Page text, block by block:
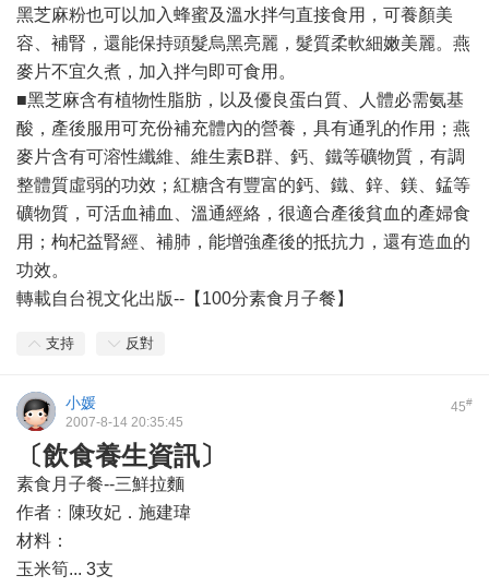
黑芝麻粉也可以加入蜂蜜及溫水拌勻直接食用，可養顏美
容、補腎，還能保持頭髮烏黑亮麗，髮質柔軟細嫩美麗。燕
麥片不宜久煮，加入拌勻即可食用。
■黑芝麻含有植物性脂肪，以及優良蛋白質、人體必需氨基
酸，產後服用可充份補充體內的營養，具有通乳的作用；燕
麥片含有可溶性纖維、維生素B群、鈣、鐵等礦物質，有調
整體質虛弱的功效；紅糖含有豐富的鈣、鐵、鋅、鎂、錳等
礦物質，可活血補血、溫通經絡，很適合產後貧血的產婦食
用；枸杞益腎經、補肺，能增強產後的抵抗力，還有造血的
功效。
轉載自台視文化出版--【100分素食月子餐】
支持 反對
45#
小媛
2007-8-14 20:35:45
〔飲食養生資訊〕
素食月子餐--三鮮拉麵
作者﹕陳玫妃．施建瑋
材料：
玉米筍... 3支